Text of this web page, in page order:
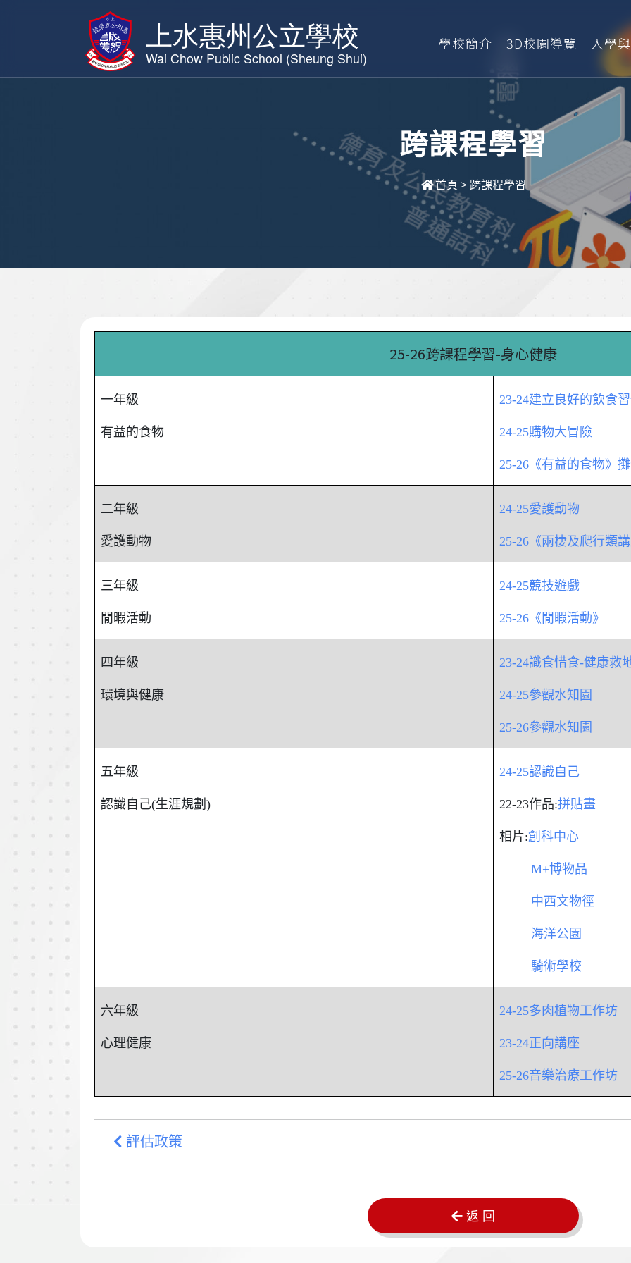
學校簡介 3D校園導覽 入學
跨課程學習
首頁 > 跨課程學習
25-26跨課程學習-身心健康
一年級
有益的食物
23-24建立良好的飲食
24-25購物大冒險
25-26《有益的食物》
二年級
愛護動物
24-25愛護動物
25-26《兩棲及爬行類
三年級
閒暇活動
24-25競技遊戲
25-26《閒睱活動》
四年級
環境與健康
23-24識食惜食-健康救
24-25參觀水知園
25-26參觀水知園
五年級
認識自己(生涯規劃)
24-25認識自己
22-23作品:拼貼畫
相片:創科中心
M+博物品
中西文物徑
海洋公園
騎術學校
六年級
心理健康
24-25多肉植物工作坊
23-24正向講座
25-26音樂治療工作坊
評估政策
返 回